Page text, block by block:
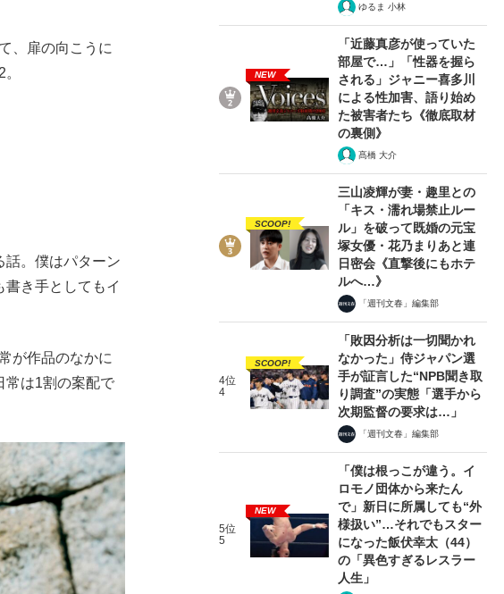
、扉の向こうに
。僕はパターン
き手としてもイ
が作品のなかに
常は1割の案配で
ゆるま 小林
NEW
「近藤真彦が使っていた
部屋で…」「性器を握ら
される」ジャニー喜多川
による性加害、語り始め
た被害者たち《徹底取材
の裏側》
髙橋 大介
SCOOP!
三山凌輝が妻・趣里との
「キス・濡れ場禁止ルー
ル」を破って既婚の元宝
塚女優・花乃まりあと連
日密会《直撃後にもホテ
ルへ…》
「週刊文春」編集部
4位
4
SCOOP!
「敗因分析は一切聞かれ
なかった」侍ジャパン選
手が証言した“NPB聞き取
り調査”の実態「選手から
次期監督の要求は…」
「週刊文春」編集部
5位
5
NEW
「僕は根っこが違う。イ
ロモノ団体から来たん
で」新日に所属しても“外
様扱い”…それでもスター
になった飯伏幸太（44）
の「異色すぎるレスラー
人生」